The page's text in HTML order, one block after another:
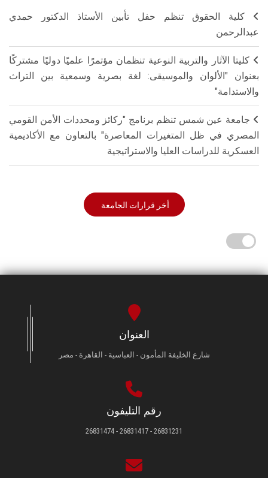
كلية الحقوق تنظم حفل تأبين الأستاذ الدكتور حمدي
عبدالرحمن
كليتا الآثار والتربية النوعية تنظمان مؤتمرًا علميًا دوليًا مشتركًا
بعنوان "الألوان والموسيقى: لغة بصرية وسمعية بين التراث
والاستدامة"
جامعة عين شمس تنظم برنامج "ركائز ومحددات الأمن القومي
المصري في ظل المتغيرات المعاصرة" بالتعاون مع الأكاديمية
العسكرية للدراسات العليا والاستراتيجية
أخر قرارات الجامعة
العنوان
شارع الخليفة المأمون - العباسية - القاهرة - مصر
رقم التليفون
26831231 - 26831417 - 26831474